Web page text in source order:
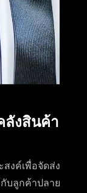
ลังสินค้า
งค์เพื่อจัดส่ง
บลูกค้าปลาย